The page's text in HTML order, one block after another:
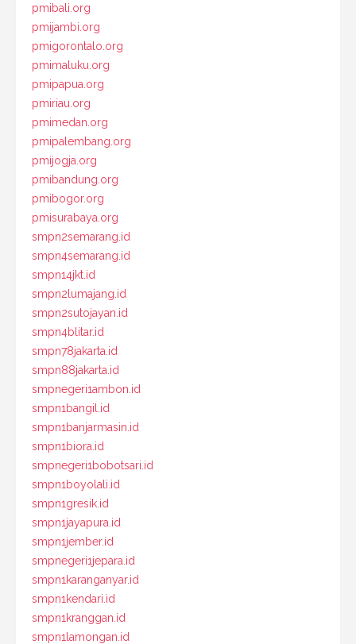
pmibali.org
pmijambi.org
pmigorontalo.org
pmimaluku.org
pmipapua.org
pmiriau.org
pmimedan.org
pmipalembang.org
pmijogja.org
pmibandung.org
pmibogor.org
pmisurabaya.org
smpn2semarang.id
smpn4semarang.id
smpn14jkt.id
smpn2lumajang.id
smpn2sutojayan.id
smpn4blitar.id
smpn78jakarta.id
smpn88jakarta.id
smpnegeri1ambon.id
smpn1bangil.id
smpn1banjarmasin.id
smpn1biora.id
smpnegeri1bobotsari.id
smpn1boyolali.id
smpn1gresik.id
smpn1jayapura.id
smpn1jember.id
smpnegeri1jepara.id
smpn1karanganyar.id
smpn1kendari.id
smpn1kranggan.id
smpn1lamongan.id